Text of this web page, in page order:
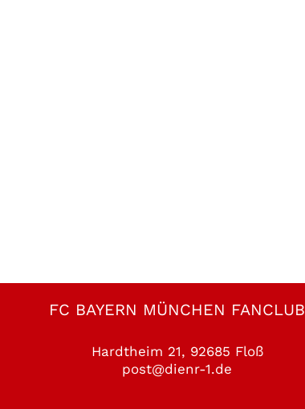
FC BAYERN MÜNCHEN FANCLUB
Hardtheim 21, 92685 Floß
post@dienr-1.de